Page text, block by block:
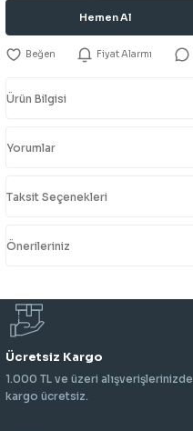
Hemen Al
Fiyat Alarmı
Ürün Bilgisi
Yorumlar
Taksit Seçenekleri
Önerileriniz
Ücretsiz Kargo
1.000 TL ve üzeri alışverişlerinizde
kargo ücretsiz.